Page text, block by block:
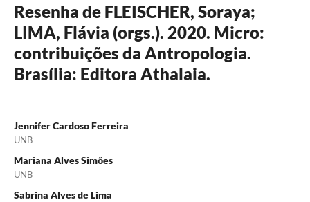
Resenha de FLEISCHER, Soraya;
LIMA, Flávia (orgs.). 2020. Micro:
contribuições da Antropologia.
Brasília: Editora Athalaia.
Jennifer Cardoso Ferreira
UNB
Mariana Alves Simões
UNB
Sabrina Alves de Lima